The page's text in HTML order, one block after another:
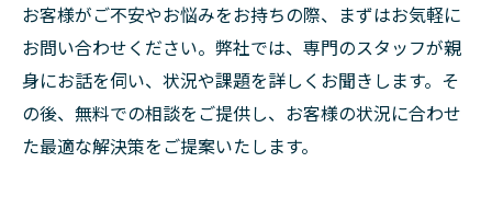
お客様がご不安やお悩みをお持ちの際、まずはお気軽に
お問い合わせください。弊社では、専門のスタッフが親
身にお話を伺い、状況や課題を詳しくお聞きします。そ
の後、無料での相談をご提供し、お客様の状況に合わせ
た最適な解決策をご提案いたします。